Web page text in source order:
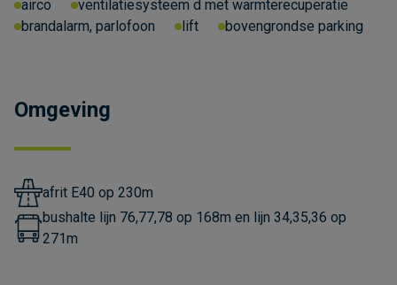
airco
ventilatiesysteem d met warmterecuperatie
brandalarm, parlofoon
lift bovengrondse parking
Omgeving
afrit E40 op 230m
bushalte lijn 76,77,78 op 168m en lijn 34,35,36 op
271m